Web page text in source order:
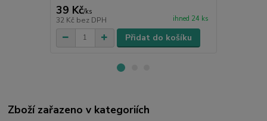
39 Kč/ks
32 Kč bez DPH ihned 24 ks
Přidat do košíku
Zboží zařazeno v kategoriích